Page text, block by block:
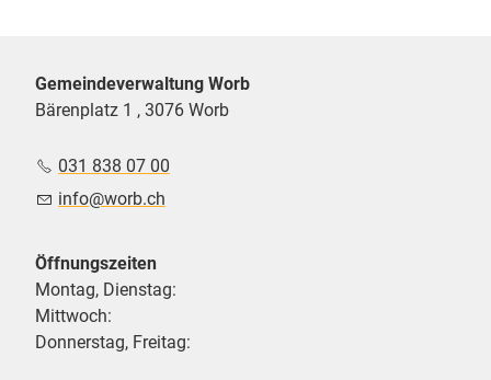
Gemeindeverwaltung Worb
Bärenplatz 1 , 3076 Worb
031 838 07 00
nf
w rb ch
Öffnungszeiten
Montag, Dienstag:
Mittwoch:
Donnerstag, Freitag: